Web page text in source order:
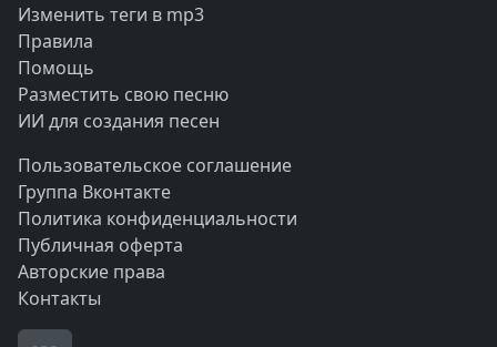
Изменить теги в mp3
Правила
Помощь
Разместить свою песню
ИИ для создания песен
Пользовательское соглашение
Группа Вконтакте
Политика конфиденциальности
Публичная оферта
Авторские права
Контакты